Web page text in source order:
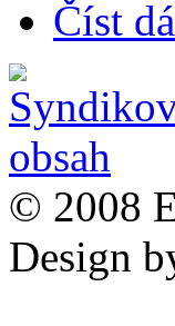
Číst
© 2008
Design